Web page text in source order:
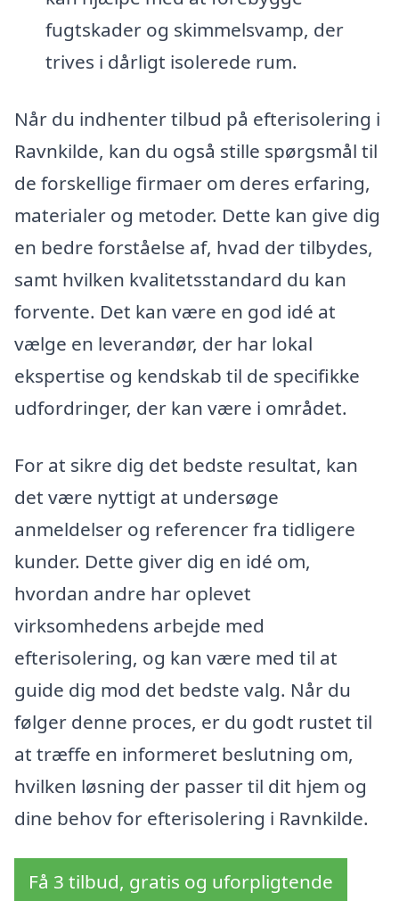
fugtskader og skimmelsvamp, der
trives i dårligt isolerede rum.
Når du indhenter tilbud på efterisolering i
Ravnkilde, kan du også stille spørgsmål til
de forskellige firmaer om deres erfaring,
materialer og metoder. Dette kan give dig
en bedre forståelse af, hvad der tilbydes,
samt hvilken kvalitetsstandard du kan
forvente. Det kan være en god idé at
vælge en leverandør, der har lokal
ekspertise og kendskab til de specifikke
udfordringer, der kan være i området.
For at sikre dig det bedste resultat, kan
det være nyttigt at undersøge
anmeldelser og referencer fra tidligere
kunder. Dette giver dig en idé om,
hvordan andre har oplevet
virksomhedens arbejde med
efterisolering, og kan være med til at
guide dig mod det bedste valg. Når du
følger denne proces, er du godt rustet til
at træffe en informeret beslutning om,
hvilken løsning der passer til dit hjem og
dine behov for efterisolering i Ravnkilde.
Få 3 tilbud, gratis og uforpligtende